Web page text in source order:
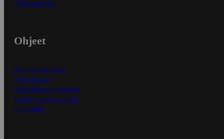
Asiakaspalvelu
Ohjeet
Ensitilaajan ohjeet
Näin maksat
Näin tilaat ja muokkaat
Kaikki ohjeet ja vinkit
In English